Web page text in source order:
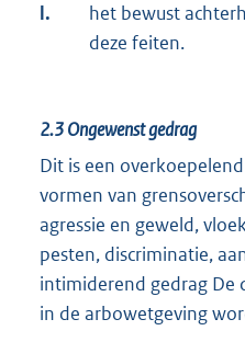
l.
het bewust
deze feiten.
2.3Ongewenst gedrag
Dit is een
vormen van
agressie en geweld,
pesten, discriminatie,
intimiderend gedrag De
in de arbowetgeving